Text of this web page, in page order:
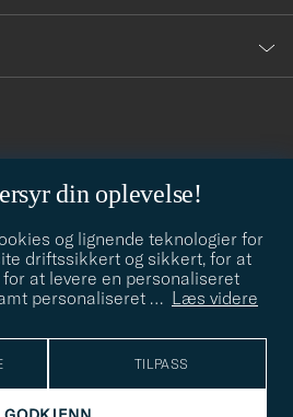
din oplevelse!
og lignende teknologier for
driftssikkert og sikkert, for at
for at levere en personaliseret
personaliseret … Læs videre
TILPASS